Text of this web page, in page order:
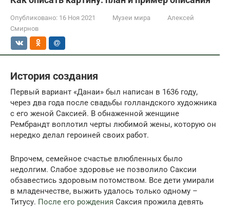
Опубликовано: 16 Ноя 2021 Музеи мира
Алексей
Смирнов
История создания
Первый вариант «Данаи» был написан в 1636 году,
через два года после свадьбы голландского художника
с его женой Саксией. В обнаженной женщине
Рембрандт воплотил черты любимой жены, которую он
нередко делал героиней своих работ.
Впрочем, семейное счастье влюбленных было
недолгим. Слабое здоровье не позволило Саксии
обзавестись здоровым потомством. Все дети умирали
в младенчестве, выжить удалось только одному –
Титусу. После его рождения Саксия прожила девять